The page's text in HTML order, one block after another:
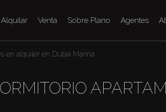
Alquilar Venta Sobre Plano Agentes
en alquiler en Dubai Marina